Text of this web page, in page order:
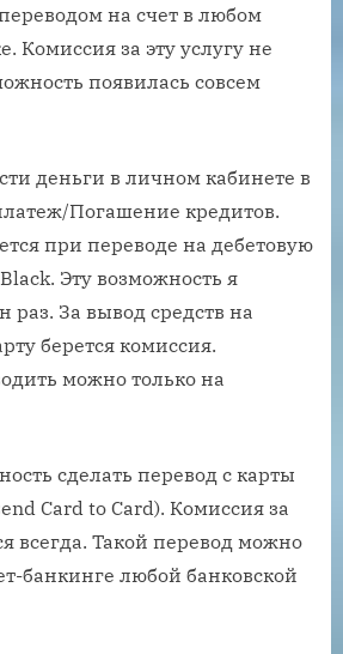
на счет в любом
Комиссия за эту услугу не
появилась совсем
деньги в личном кабинете в
Погашение кредитов.
при переводе на дебетовую
Эту возможность я
раз. За вывод средств на
берется комиссия.
можно только на
сделать перевод с карты
Card to Card). Комиссия за
всегда. Такой перевод можно
банкинге любой банковской